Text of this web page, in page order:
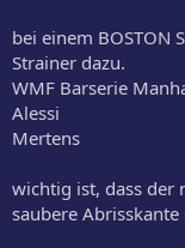
bei einem BOSTON
Strainer dazu.
WMF Barserie
Alessi
Mertens
wichtig ist, dass der
saubere